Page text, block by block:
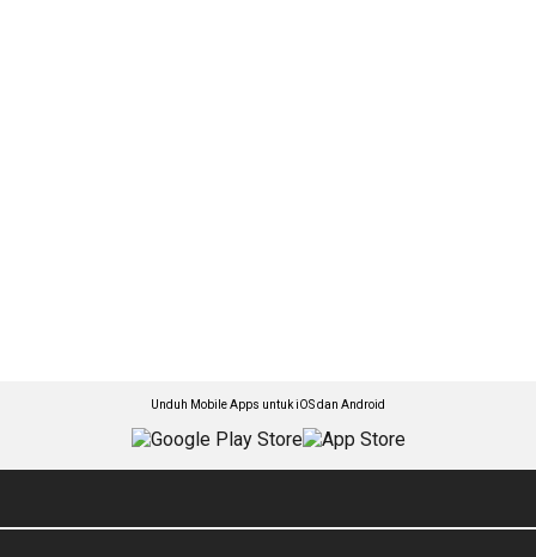
Unduh Mobile Apps untuk iOS dan Android